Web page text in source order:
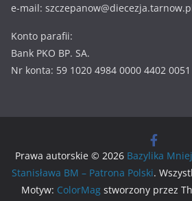
e-mail:
Konto parafii:
Bank PKO BP. SA.
Nr konta: 59 1020 4984 0000 4402
Prawa autorskie © 2026 Bazylika
Stanisława BM – Patrona Polski.
Motyw: ColorMagstworzony przez